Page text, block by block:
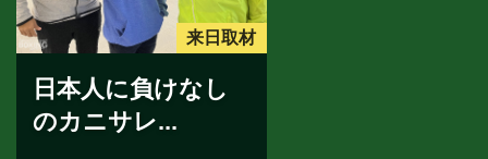
来日取材
日本人に負けなし
のカニサレ...